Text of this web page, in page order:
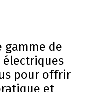
gamme de
électriques
pour offrir
et